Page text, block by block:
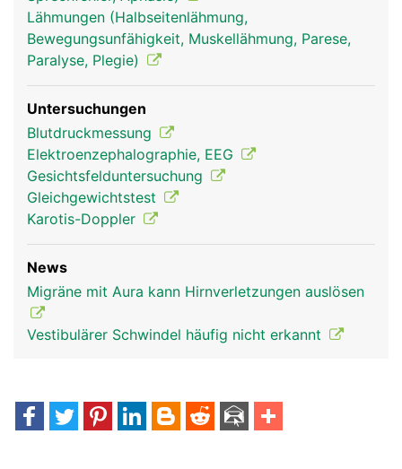
Lähmungen (Halbseitenlähmung,
Bewegungsunfähigkeit, Muskellähmung, Parese,
Paralyse, Plegie)
Untersuchungen
Blutdruckmessung
Elektroenzephalographie, EEG
Gesichtsfelduntersuchung
Gleichgewichtstest
Karotis-Doppler
News
Migräne mit Aura kann Hirnverletzungen auslösen
Vestibulärer Schwindel häufig nicht erkannt